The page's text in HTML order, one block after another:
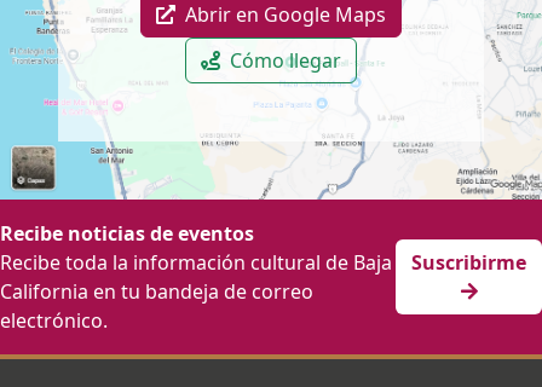
Abrir en Google Maps
Cómo llegar
Recibe noticias de eventos
Recibe toda la información cultural de Baja
California en tu bandeja de correo
electrónico.
Suscribirme